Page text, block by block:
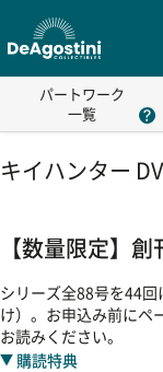
パートワーク
一覧
キイハンター
【数量限定】
シリーズ全88号を44
け）。お申込み前にペ
お読みください。
購読特典